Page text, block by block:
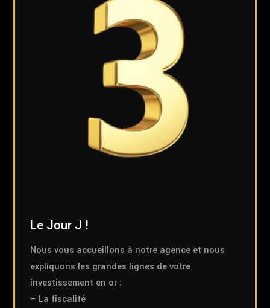
Le Jour J !
Nous vous accueillons à notre agence et nous
expliquons les grandes lignes de votre
investissement en or :
– La fiscalité